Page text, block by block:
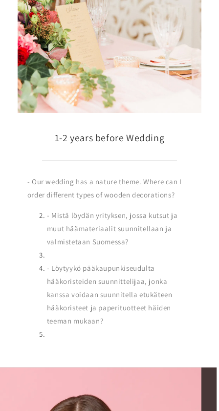
1-2 years before Wedding
- Our wedding has a nature theme. Where can I
order different types of wooden decorations?
- Mistä löydän yrityksen, jossa kutsut ja
muut häämateriaalit suunnitellaan ja
valmistetaan Suomessa?
- Löytyykö pääkaupunkiseudulta
hääkoristeiden suunnittelijaa, jonka
kanssa voidaan suunnitella etukäteen
hääkoristeet ja paperituotteet häiden
teeman mukaan?